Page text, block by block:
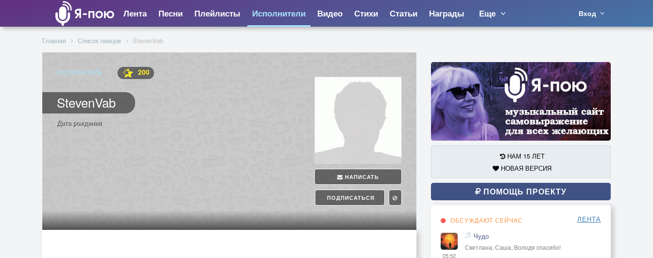
Лента Песни Плейлисты Исполнители Видео Стихи Статьи Награды Еще Вход
Главная Список певцов StevenVab
ИСПОЛНИТЕЛЬ 200
StevenVab
НАПИСАТЬ
ПОДПИСАТЬСЯ
Дата рождения
НАМ 15 ЛЕТ
НОВАЯ ВЕРСИЯ
ПОМОЩЬ ПРОЕКТУ
ОБСУЖДАЮТ СЕЙЧАС ЛЕНТА
05:52
Чудо
Светлана, Саша, Володя спасибо!